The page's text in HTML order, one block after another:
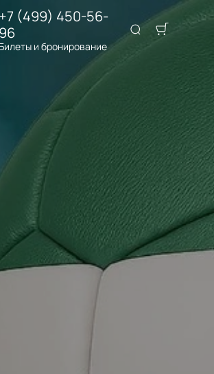
+7 (499) 450-56-
96
Билеты и бронирование